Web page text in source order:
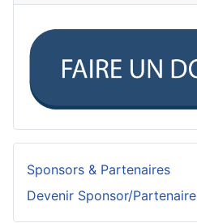
Sponsors & Partenaires
Devenir Sponsor/Partenaire